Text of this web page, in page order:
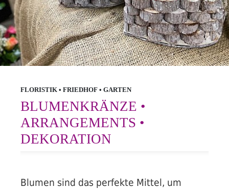
Kontakt
|
Impressum
|
Datenschutz
Floristik
FLORISTIK • FRIEDHOF • GARTEN
BLUMENKRÄNZE •
ARRANGEMENTS •
DEKORATION
Blumen sind das perfekte Mittel, um